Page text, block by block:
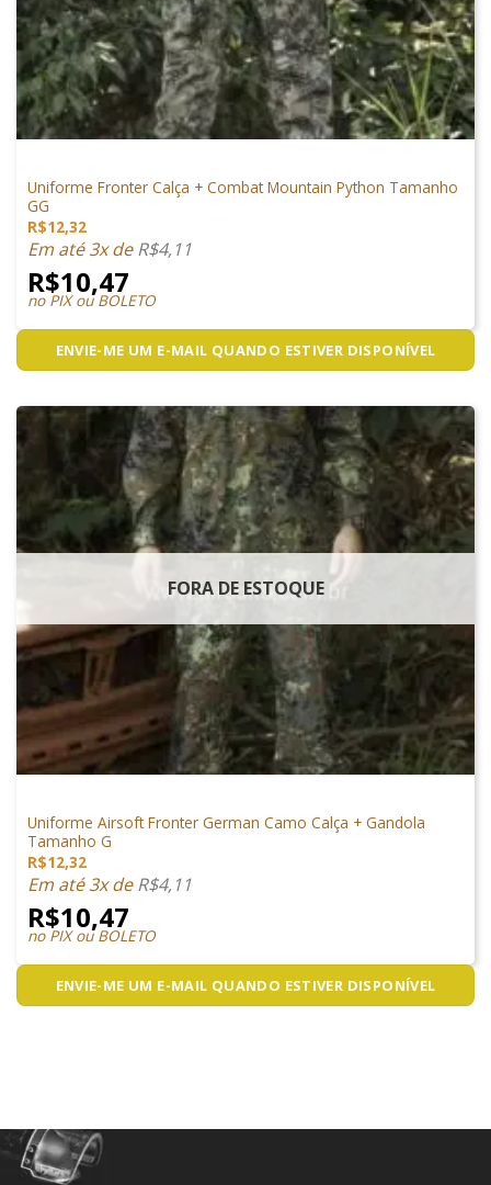
Uniforme Fronter Calça + Combat Mountain Python Tamanho
GG
R$12,32
Em até 3x deR$4,11
R$10,47
no PIX ou BOLETO
ENVIE-ME UM E-MAIL QUANDO ESTIVER DISPONÍVEL
FORA DE ESTOQUE
Uniforme Airsoft Fronter German Camo Calça + Gandola
Tamanho G
R$12,32
Em até 3x deR$4,11
R$10,47
no PIX ou BOLETO
ENVIE-ME UM E-MAIL QUANDO ESTIVER DISPONÍVEL